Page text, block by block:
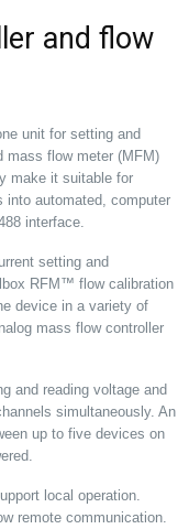
and flow
unit for setting and
mass flow meter (MFM)
make it suitable for
into automated, computer
interface.
setting and
RFM™ flow calibration
device in a variety of
mass flow controller
and reading voltage and
simultaneously. An
up to five devices on
local operation.
remote communication.